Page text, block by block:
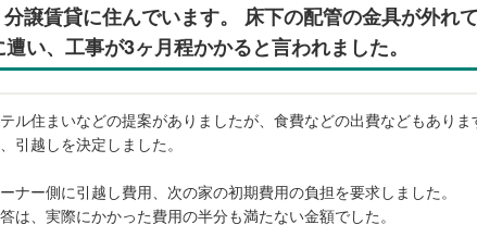
分譲賃貸に住んでいます。 床下の配管の金具が外れ
い、工事が3ヶ月程かかると言われました。
ル住まいなどの提案がありましたが、食費などの出費などもあり
引越しを決定しました。
ナー側に引越し費用、次の家の初期費用の負担を要求しました。
は、実際にかかった費用の半分も満たない金額でした。